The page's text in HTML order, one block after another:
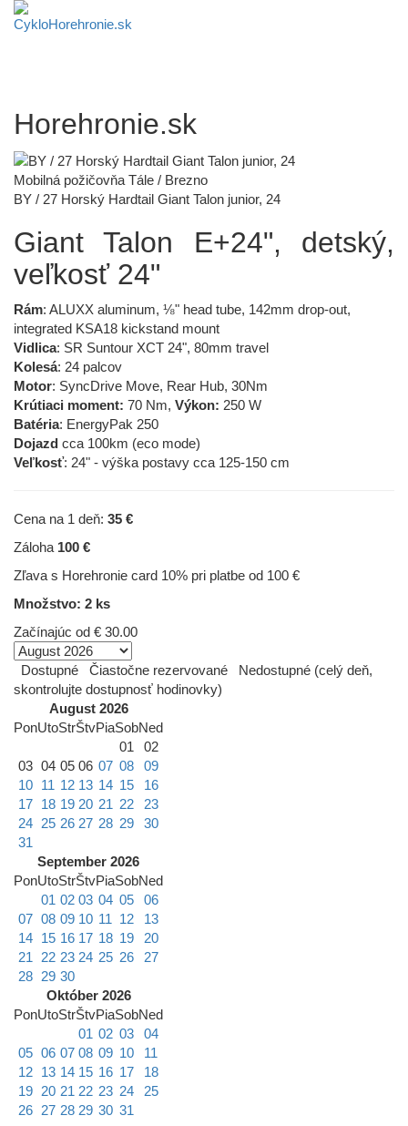
Horehronie.sk
Mobilná požičovňa Tále / Brezno
BY / 27 Horský Hardtail Giant Talon junior, 24
Giant Talon E+24", detský,
veľkosť 24"
Rám: ALUXX aluminum, ⅛" head tube, 142mm drop-out,
integrated KSA18 kickstand mount
Vidlica: SR Suntour XCT 24", 80mm travel
Kolesá: 24 palcov
Motor: SyncDrive Move, Rear Hub, 30Nm
Krútiaci moment: 70 Nm, Výkon: 250 W
Batéria: EnergyPak 250
Dojazd cca 100km (eco mode)
Veľkosť: 24" - výška postavy cca 125-150 cm
Cena na 1 deň: 35 €
Záloha 100 €
Zľava s Horehronie card 10% pri platbe od 100 €
Množstvo: 2 ks
Začínajúc od € 30.00
Dostupné Čiastočne rezervované
Nedostupné (celý deň,
skontrolujte dostupnosť hodinovky)
August 2026
PonUtoStrŠtvPiaSobNed
01
02
03 04 05 06 07 08
09
10 11 12 13 14 15
16
17 18 19 20 21 22
23
24 25 26 27 28 29
30
31
September 2026
PonUtoStrŠtvPiaSobNed
01 02 03 04 05
06
07 08 09 10 11 12
13
14 15 16 17 18 19
20
21
22 23 24 25 26
27
28 29 30
Október 2026
PonUtoStrŠtvPiaSobNed
01 02 03
04
05 06 07 08 09 10
11
12 13 14 15 16 17
18
19 20 21 22 23 24
25
26 27 28 29 30 31